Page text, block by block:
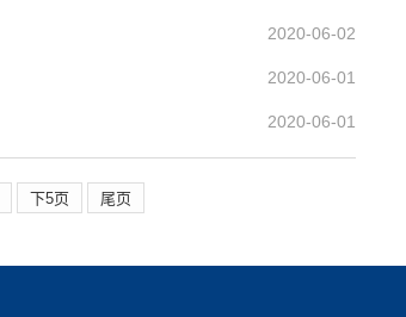
2020-06-02
2020-06-01
2020-06-01
下5页 尾页